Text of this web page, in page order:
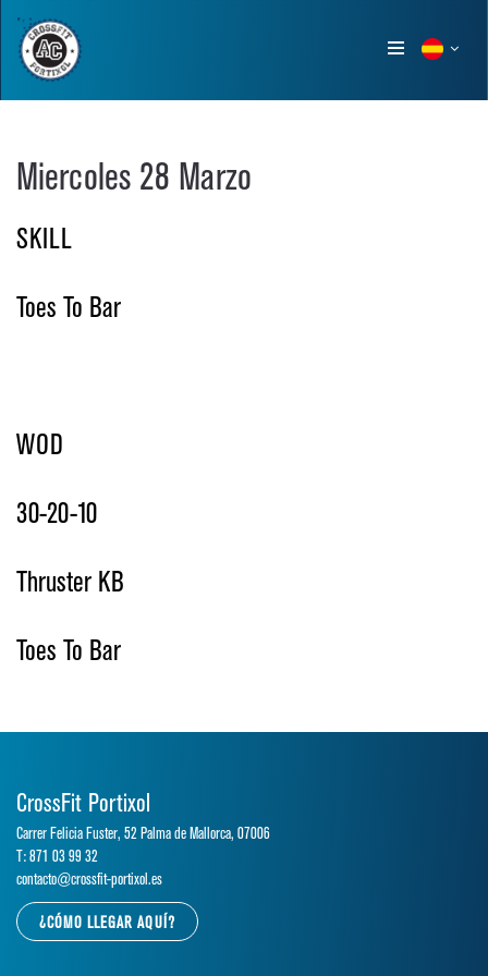
Show
Miercoles 28 Marzo
SKILL
Toes To Bar
WOD
30-20-10
Thruster KB
Toes To Bar
CrossFit Portixol
Carrer Felicia Fuster, 52 Palma de Mallorca, 07006
T: 871 03 99 32
contacto@crossfit-portixol.es
¿CÓMO LLEGAR AQUÍ?